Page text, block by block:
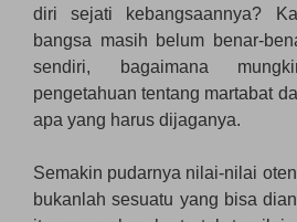
diri sejati kebangsaannya?
bangsa masih belum benar-
sendiri, bagaimana
pengetahuan tentang martabat
apa yang harus dijaganya.
Semakin pudarnya nilai-nilai
bukanlah sesuatu yang bisa